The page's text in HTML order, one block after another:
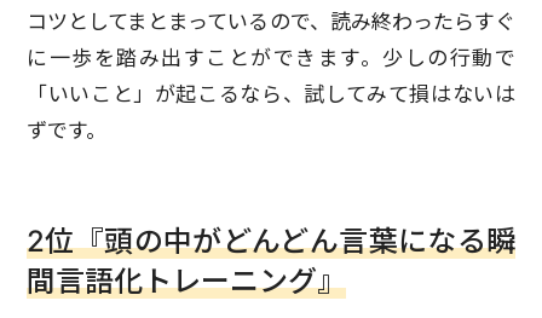
コツとしてまとまっているので、読み終わったらすぐ
に一歩を踏み出すことができます。少しの行動で
「いいこと」が起こるなら、試してみて損はないは
ずです。
2位『頭の中がどんどん言葉になる瞬
間言語化トレーニング』